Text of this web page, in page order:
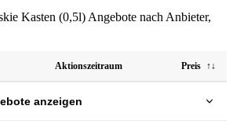
Kasten (0,5l) Angebote nach Anbieter,
Aktionszeitraum Preis ↑↓
anzeigen